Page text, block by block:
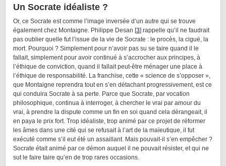
Un Socrate idéaliste ?
Or, ce Socrate est comme l’image inversée d’un autre qui se trouve
également chez Montaigne. Philippe Desan [3] rappelle qu’il ne faudrait
pas oublier quelle fut l’issue de la vie de Socrate : le procès, la ciguë, la
mort. Pourquoi ? Simplement pour n’avoir pas su se taire quand il le
fallait, simplement pour avoir continué à s’accrocher aux principes, à
l’éthique de conviction, quand il fallait peut-être ménager une place à
l’éthique de responsabilité. La franchise, cette « science de s’opposer »,
que Montaigne reprendra tout en s’en détachant progressivement, est ce
qui conduira Socrate à sa perte. Parce que Socrate, par vocation
philosophique, continua à interroger, à chercher le vrai par amour du
vrai, à prendre la dispute comme un fin en soi quand cela dérangeait, il
en paya le prix fort. Trop idéaliste, trop animé par ce projet de réformer
les âmes dans une cité qui se refusait à l’art de la maïeutique, il fut
exécuté comme s’il eut été un assaillant. Mais pouvait-il s’en empêcher ?
Socrate était animé par ce démon auquel il ne pouvait résister, et qui ne
sut le faire taire qu’en de trop rares occasions.